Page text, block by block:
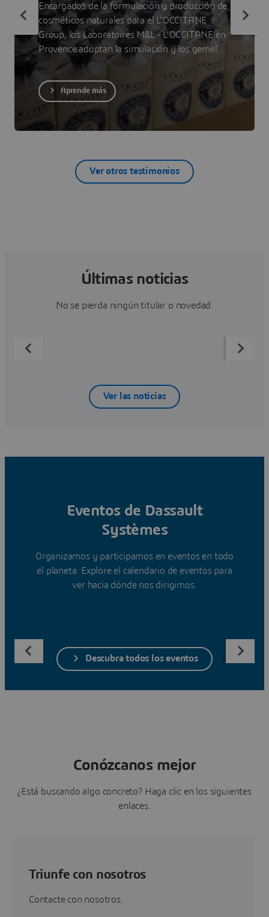
Encargados de la formulación y producción de
cosméticos naturales para el L'OCCITANE
Group, los Laboratoires M&L - L'OCCITANE en
Provence adoptan la simulación y los gemelos
virtuales en 3DEXPERIENCE para gestionar
instalaciones de producción eficientes y
sostenibles que den prioridad a la salud y la
seguridad de los trabajadores.
Aprende más
Ver otros testimonios
Últimas noticias
No se pierda ningún titular o novedad.
Ver las noticias
Eventos de Dassault
Systèmes
Organizamos y participamos en eventos en todo
el planeta. Explore el calendario de eventos para
ver hacia dónde nos dirigimos.
Descubra todos los eventos
Conózcanos mejor
¿Está buscando algo concreto? Haga clic en los siguientes
enlaces.
Triunfe con nosotros
Contacte con nosotros.